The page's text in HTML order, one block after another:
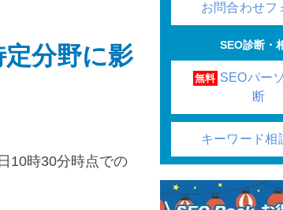
分野に影
10時30分時点での
お問合わせフ
SEO診断・
無料 SEOパー
断
キーワード相